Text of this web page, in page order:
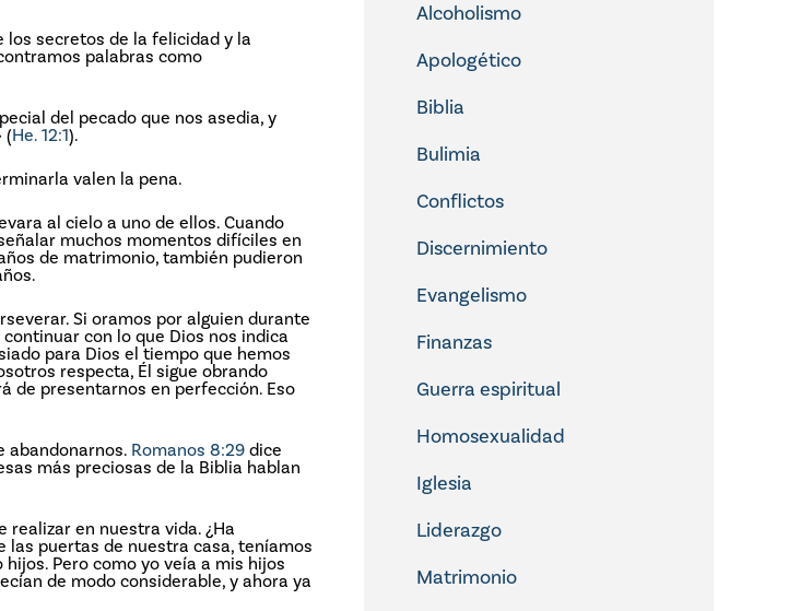
los secretos de la felicidad y la
palabras como
del pecado que nos asedia, y
(He. 12:1).
valen la pena.
al cielo a uno de ellos. Cuando
muchos momentos difíciles en
de matrimonio, también pudieron
Si oramos por alguien durante
con lo que Dios nos indica
para Dios el tiempo que hemos
respecta, Él sigue obrando
de presentarnos en perfección. Eso
abandonarnos. Romanos 8:29 dice
más preciosas de la Biblia hablan
en nuestra vida. ¿Ha
las puertas de nuestra casa, teníamos
Pero como yo veía a mis hijos
de modo considerable, y ahora ya
Alcoholismo
Apologético
Biblia
Bulimia
Conflictos
Discernimiento
Evangelismo
Finanzas
Guerra espiritual
Homosexualidad
Iglesia
Liderazgo
Matrimonio